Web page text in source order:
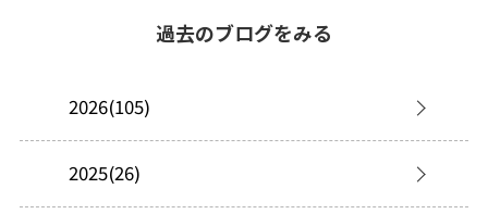
過去のブログをみる
2026(105)
2025(26)